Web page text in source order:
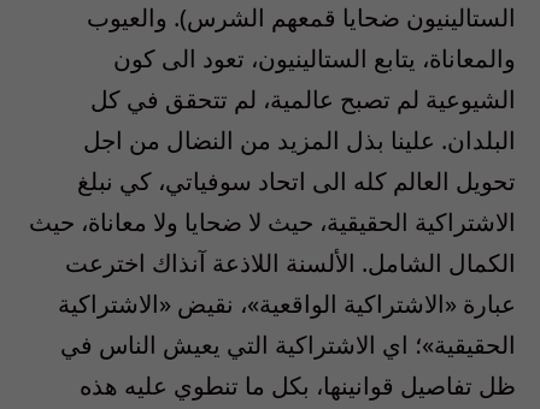
الستالينيون ضحايا قمعهم الشرس). والعيوب
والمعاناة، يتابع الستالينيون، تعود الى كون
الشيوعية لم تصبح عالمية، لم تتحقق في كل
البلدان. علينا بذل المزيد من النضال من اجل
تحويل العالم كله الى اتحاد سوفياتي، كي نبلغ
الاشتراكية الحقيقية، حيث لا ضحايا ولا معاناة، حيث
الكمال الشامل. الألسنة اللاذعة آنذاك اخترعت
عبارة «الاشتراكية الواقعية»، نقيض «الاشتراكية
الحقيقية»؛ اي الاشتراكية التي يعيش الناس في
ظل تفاصيل قوانينها، بكل ما تنطوي عليه هذه